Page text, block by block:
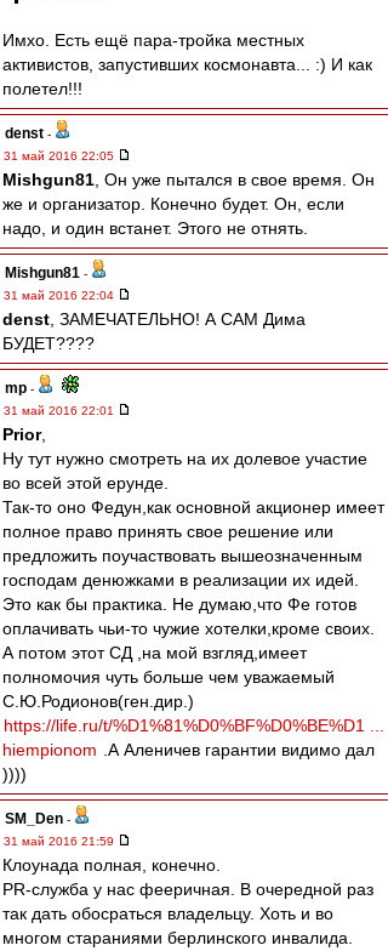
Имхо. Есть ещё пара-тройка местных
активистов, запустивших космонавта... :) И как
полетел!!!
denst -
31 май 2016 22:05
Mishgun81 , Он уже пытался в свое время. Он
же и организатор. Конечно будет. Он, если
надо, и один встанет. Этого не отнять.
Mishgun81 -
31 май 2016 22:04
denst , ЗАМЕЧАТЕЛЬНО! А САМ Дима
БУДЕТ????
mp -
31 май 2016 22:01
Prior,
Ну тут нужно смотреть на их долевое участие
во всей этой ерунде.
Так-то оно Федун,как основной акционер имеет
полное право принять свое решение или
предложить поучаствовать вышеозначенным
господам денюжками в реализации их идей.
Это как бы практика. Не думаю,что Фе готов
оплачивать чьи-то чужие хотелки,кроме своих.
А потом этот СД ,на мой взгляд,имеет
полномочия чуть больше чем уважаемый
С.Ю.Родионов(ген.дир.)
https://life.ru/t/%D1%81%D0%BF%D0%BE%D1 ...
hiempionom
.А Аленичев гарантии видимо дал
))))
SM_Den -
31 май 2016 21:59
Клоунада полная, конечно.
PR-служба у нас фееричная. В очередной раз
так дать обосраться владельцу. Хоть и во
многом стараниями берлинского инвалида.